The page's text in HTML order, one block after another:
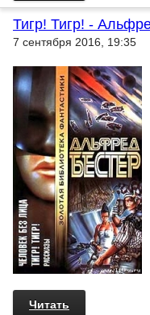
Тигр! Тигр! -
7 сентября 2016, 19:35
Читать